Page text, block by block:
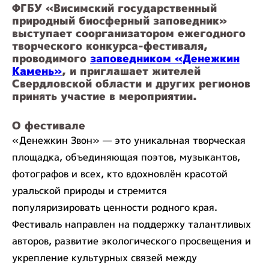
ФГБУ «Висимский государственный
природный биосферный заповедник»
выступает соорганизатором ежегодного
творческого конкурса-фестиваля,
проводимого заповедником «Денежкин
Камень», и приглашает жителей
Свердловской области и других регионов
принять участие в мероприятии.
О фестивале
«Денежкин Звон» — это уникальная творческая
площадка, объединяющая поэтов, музыкантов,
фотографов и всех, кто вдохновлён красотой
уральской природы и стремится
популяризировать ценности родного края.
Фестиваль направлен на поддержку талантливых
авторов, развитие экологического просвещения и
укрепление культурных связей между